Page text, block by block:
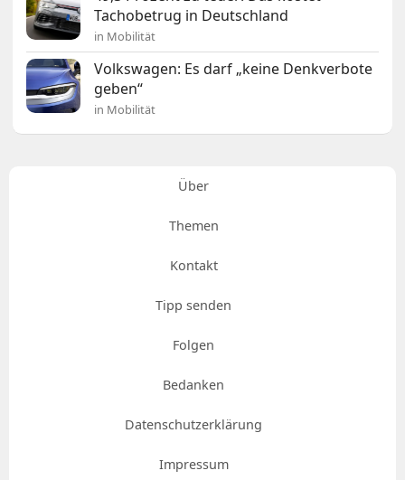
Tachobetrug in Deutschland
in Mobilität
Volkswagen: Es darf „keine Denkverbote
geben“
in Mobilität
Über
Themen
Kontakt
Tipp senden
Folgen
Bedanken
Datenschutzerklärung
Impressum